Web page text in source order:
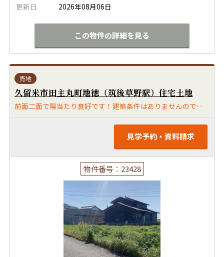
更新日
2026年08月06日
この物件の詳細を見る
売地
久留米市田主丸町地徳（筑後草野駅）住宅土地
前面二面で陽当たり良好です！建築条件はありませんので自由にハウスメーカーを選べます。
見学予約・資料請求
物件番号：23428